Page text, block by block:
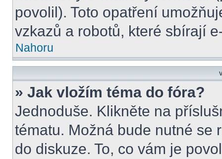
povolil). Toto opatření
vzkazů a robotů, které sbírají
Nahoru
» Jak vložím téma do fóra?
Jednoduše. Klikněte na
tématu. Možná bude nutné se
do diskuze. To, co vám je